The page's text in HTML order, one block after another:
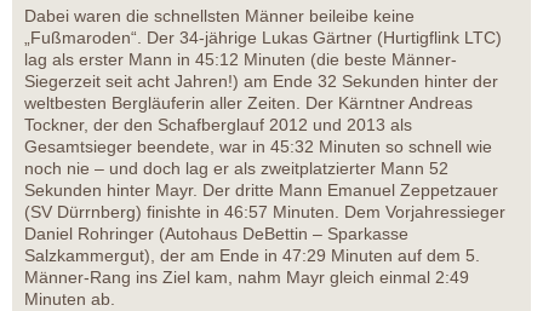
Dabei waren die schnellsten Männer beileibe keine
„Fußmaroden“. Der 34-jährige Lukas Gärtner (Hurtigflink LTC)
lag als erster Mann in 45:12 Minuten (die beste Männer-
Siegerzeit seit acht Jahren!) am Ende 32 Sekunden hinter der
weltbesten Bergläuferin aller Zeiten. Der Kärntner Andreas
Tockner, der den Schafberglauf 2012 und 2013 als
Gesamtsieger beendete, war in 45:32 Minuten so schnell wie
noch nie – und doch lag er als zweitplatzierter Mann 52
Sekunden hinter Mayr. Der dritte Mann Emanuel Zeppetzauer
(SV Dürrnberg) finishte in 46:57 Minuten. Dem Vorjahressieger
Daniel Rohringer (Autohaus DeBettin – Sparkasse
Salzkammergut), der am Ende in 47:29 Minuten auf dem 5.
Männer-Rang ins Ziel kam, nahm Mayr gleich einmal 2:49
Minuten ab.